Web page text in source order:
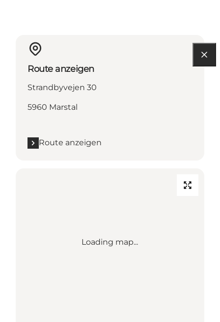
Route anzeigen
Strandbyvejen 30
5960 Marstal
Route anzeigen
Loading map...